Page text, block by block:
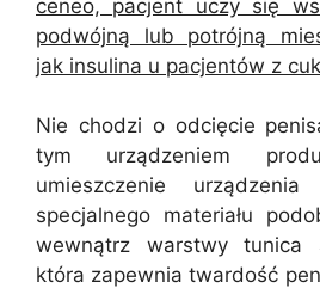
ceneo, pacjent uczy się
podwójną lub potrójną
jak insulina u pacjentów z
Nie chodzi o odcięcie
tym urządzeniem
umieszczenie
specjalnego materiału
wewnątrz warstwy tunica
która zapewnia twardość